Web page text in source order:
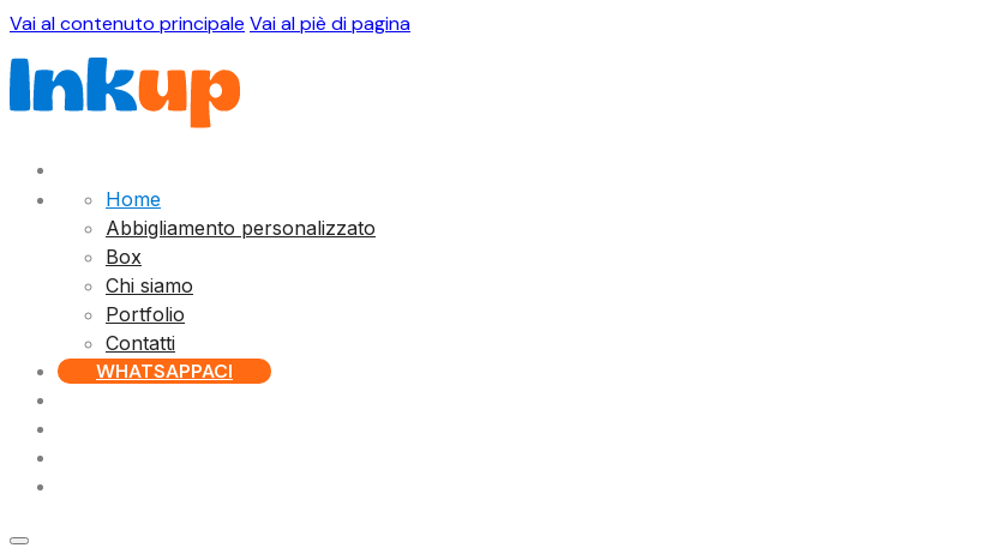
Vai al contenuto principale Vai al piè di pagina
Home
Abbigliamento personalizzato
Box
Chi siamo
Portfolio
Contatti
WHATSAPPACI